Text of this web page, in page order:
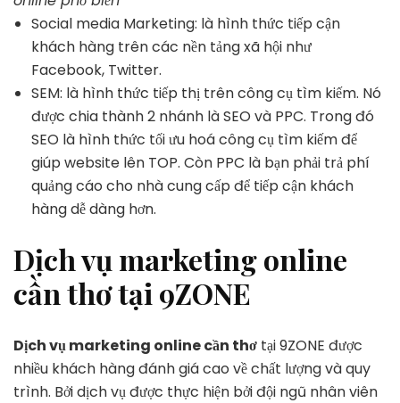
Social media Marketing: là hình thức tiếp cận
khách hàng trên các nền tảng xã hội như
Facebook, Twitter.
SEM: là hình thức tiếp thị trên công cụ tìm kiếm. Nó
được chia thành 2 nhánh là SEO và PPC. Trong đó
SEO là hình thức tối ưu hoá công cụ tìm kiếm để
giúp website lên TOP. Còn PPC là bạn phải trả phí
quảng cáo cho nhà cung cấp để tiếp cận khách
hàng dễ dàng hơn.
Dịch vụ marketing online
cần thơ tại 9ZONE
Dịch vụ marketing online cần thơ tại 9ZONE được
nhiều khách hàng đánh giá cao về chất lượng và quy
trình. Bởi dịch vụ được thực hiện bởi đội ngũ nhân viên